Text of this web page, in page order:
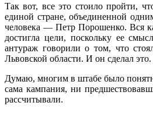
Так вот, все это стоило пройти,
единой стране, объединенной
человека — Петр Порошенко. Вся
достигла цели, поскольку ее
антураж говорили о том, что
Львовской области. И он сделал это.
Думаю, многим в штабе было
сама кампания, ни
рассчитывали.